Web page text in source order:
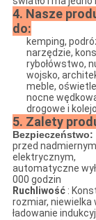
4. Nasze
do:
kemping,
narzędzie,
rybołówstwo,
wojsko,
meble,
nocne
drogowe i
5. Zalety
Bezpieczeństwo:
przed
elektrycznym,
automatyczne
000 godzin
Ruchliwość :
rozmiar, niewielka
ładowanie